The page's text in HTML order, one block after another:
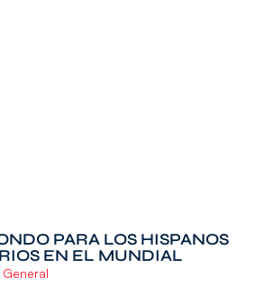
PARA LOS HISPANOS
EN EL MUNDIAL
General